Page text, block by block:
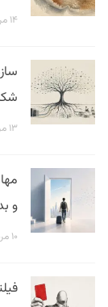
۱۴ مرداد ۱۴۰۵
۱۳ مرداد ۱۴۰۵
و
۱۰ مرداد ۱۴۰۵